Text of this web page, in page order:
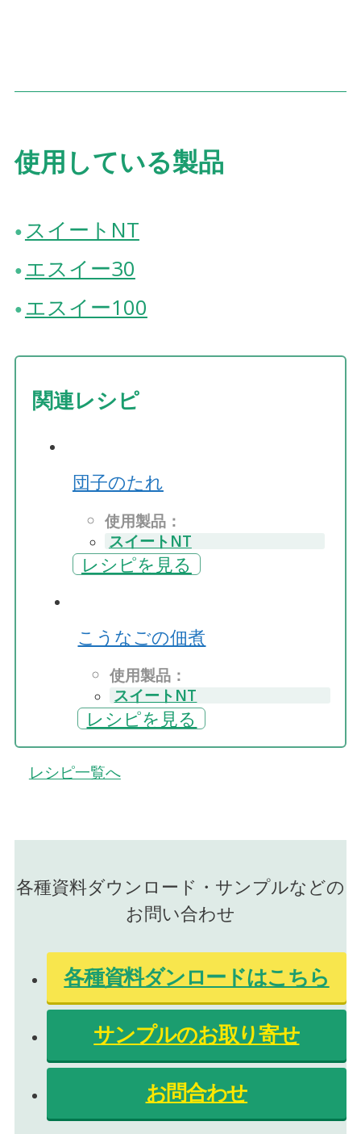
使用している製品
スイートNT
エスイー30
エスイー100
関連レシピ
団子のたれ
使用製品：
スイートNT
レシピを見る
こうなごの佃煮
使用製品：
スイートNT
レシピを見る
レシピ一覧へ
各種資料ダウンロード・サンプルなどの
お問い合わせ
各種資料ダンロードはこちら
サンプルのお取り寄せ
お問合わせ